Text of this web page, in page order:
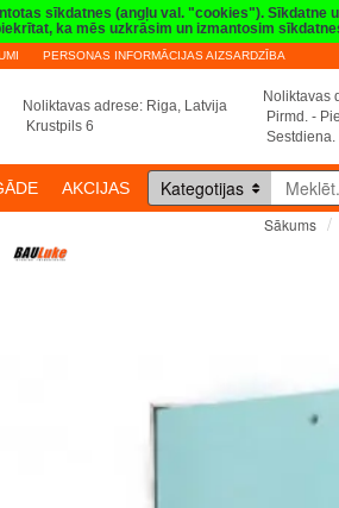
sīkdatnes (angļu val. "cookies").
ka mēs uzkrāsim un izmantosim
PERSONAS INFORMĀCIJAS AIZSARDZĪBA
Noliktavas adrese: Riga, Latvija
Krustpils 6
Noliktavas
Pirmd. -
Sestdiena.
AKCIJAS Kategotijas
Sākums